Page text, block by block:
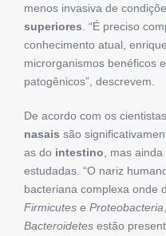
menos invasiva de
superiores . “É preciso
conhecimento atual,
microrganismos benéficos
patogênicos”, descrevem.
De acordo com os
nasais são
as do intestino , mas
estudadas. “O nariz
bacteriana complexa onde
Firmicutes e Proteobacteria
Bacteroidetes estão